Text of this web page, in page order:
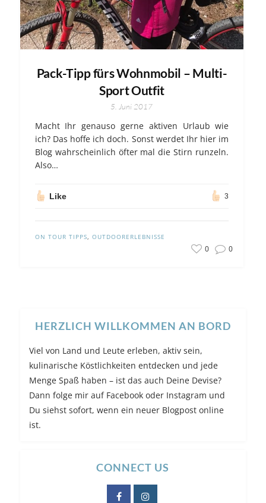
Pack-Tipp fürs Wohnmobil – Multi-
Sport Outfit
5. Juni 2017
Macht Ihr genauso gerne aktiven Urlaub wie
ich? Das hoffe ich doch. Sonst werdet Ihr hier im
Blog wahrscheinlich öfter mal die Stirn runzeln.
Also…
Like 3
ON TOUR TIPPS OUTDOORERLEBNISSE
0 0
HERZLICH WILLKOMMEN AN BORD
Viel von Land und Leute erleben, aktiv sein,
kulinarische Köstlichkeiten entdecken und jede
Menge Spaß haben – ist das auch Deine Devise?
Dann folge mir auf Facebook oder Instagram und
Du siehst sofort, wenn ein neuer Blogpost online
ist.
CONNECT US